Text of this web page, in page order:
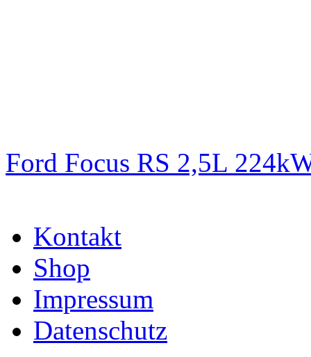
Ford Focus RS 2,5L
Kontakt
Shop
Impressum
Datenschutz